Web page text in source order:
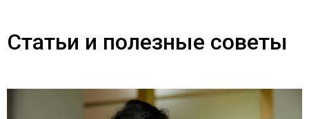
Статьи и полезные советы